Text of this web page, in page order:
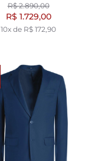
R$ 2.890,00
R$ 1.729,00
10x de R$ 172,90